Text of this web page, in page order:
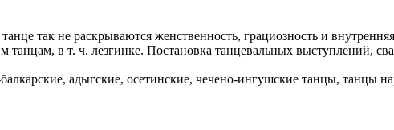
так не раскрываются женственность, грациозность и
в т. ч. лезгинке. Постановка танцевальных выступлений,
адыгские, осетинские, чечено-ингушские танцы, танцы